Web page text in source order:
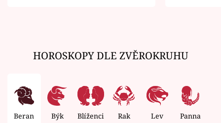
HOROSKOPY DLE ZVĚROKRUHU
Beran Býk Blíženci Rak Lev Panna